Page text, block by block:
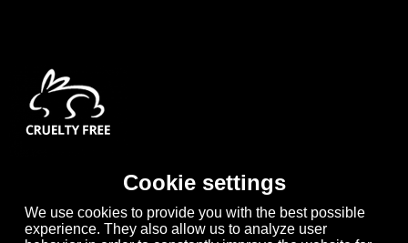
Cookie settings
We use cookies to provide you with the best possible
experience. They also allow us to analyze user